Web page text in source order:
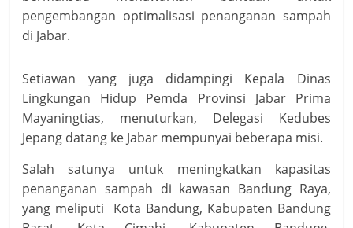
pengembangan optimalisasi penanganan sampah
di Jabar.
Setiawan yang juga didampingi Kepala Dinas
Lingkungan Hidup Pemda Provinsi Jabar Prima
Mayaningtias, menuturkan, Delegasi Kedubes
Jepang datang ke Jabar mempunyai beberapa misi.
Salah satunya untuk meningkatkan kapasitas
penanganan sampah di kawasan Bandung Raya,
yang meliputi Kota Bandung, Kabupaten Bandung